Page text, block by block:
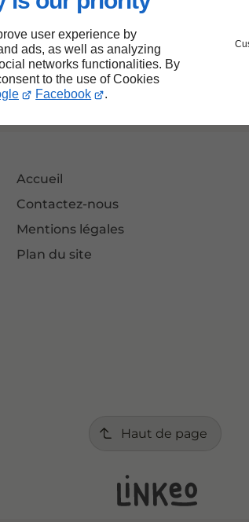
networks functionalities. By
Facebook .
Accueil
Contactez-nous
Mentions légales
Plan du site
Haut de page